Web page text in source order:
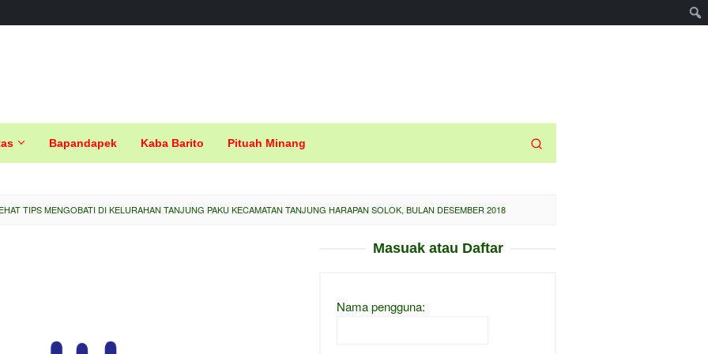
Bapandapek Kaba Barito Pituah Minang
TIPS MENGOBATI DI KELURAHAN TANJUNG PAKU KECAMATAN TANJUNG HARAPAN SOLOK, BULAN DESEMBER 2018
Masuak atau Daftar
Nama pengguna: